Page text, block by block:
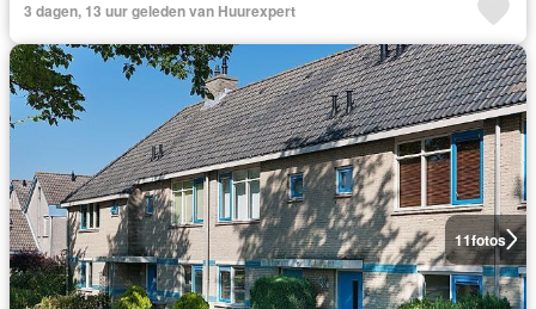
3 dagen, 13 uur geleden van Huurexpert
11fotos